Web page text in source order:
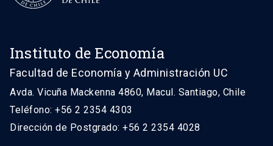
Instituto de Economía
Facultad de Economía y Administración UC
Avda. Vicuña Mackenna 4860, Macul. Santiago, Chile
Teléfono: +56 2 2354 4303
Dirección de Postgrado: +56 2 2354 4028